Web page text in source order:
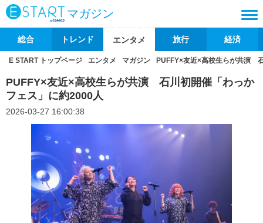
マガジン
総合 トレンド エンタメ 旅行 経済
E START トップページ エンタメ マガジン PUFFY×友近×高校生らが共演
PUFFY×友近×高校生らが共演 石川初開催「わっか
フェス」に約2000人
2026-03-27 16:00:38